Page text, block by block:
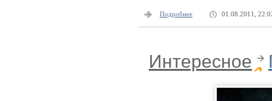
Подробнее 01.08.2011,
Интересное